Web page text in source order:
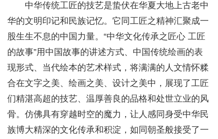
中华传统工匠的技艺是蛰伏在华夏大地上古老中
华的文明印记和民族记忆。它同工匠之精神汇聚成一
股生生不息的中国力量。“中华文化传承之匠心 工匠
的故事”用中国故事的讲述方式、中国传统绘画的表
现形式、当代绘本的艺术样式，将满满的人文情怀糅
合在文字之美、绘画之美、设计之美中，展现了工匠
们精湛高超的技艺、温厚善良的品格和处世立业的风
骨。仿佛具有穿越时空的魔力，让人感同身受中华民
族博大精深的文化传承和积淀，如同朝圣般接受了一